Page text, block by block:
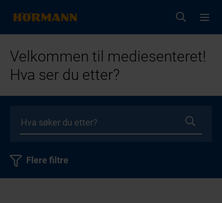
Velkommen til mediesenteret!
Hva ser du etter?
Flere filtre